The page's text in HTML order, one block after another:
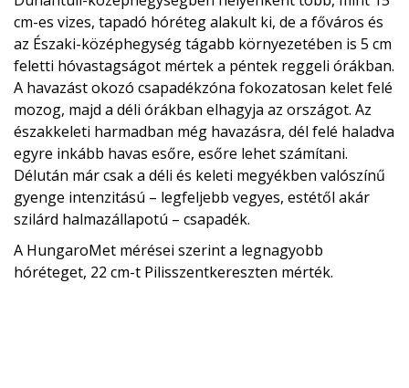
cm-es vizes, tapadó hóréteg alakult ki, de a főváros és
az Északi-középhegység tágabb környezetében is 5 cm
feletti hóvastagságot mértek a péntek reggeli órákban.
A havazást okozó csapadékzóna fokozatosan kelet felé
mozog, majd a déli órákban elhagyja az országot. Az
északkeleti harmadban még havazásra, dél felé haladva
egyre inkább havas esőre, esőre lehet számítani.
Délután már csak a déli és keleti megyékben valószínű
gyenge intenzitású – legfeljebb vegyes, estétől akár
szilárd halmazállapotú – csapadék.
A HungaroMet mérései szerint a legnagyobb
hóréteget, 22 cm-t Pilisszentkereszten mérték.